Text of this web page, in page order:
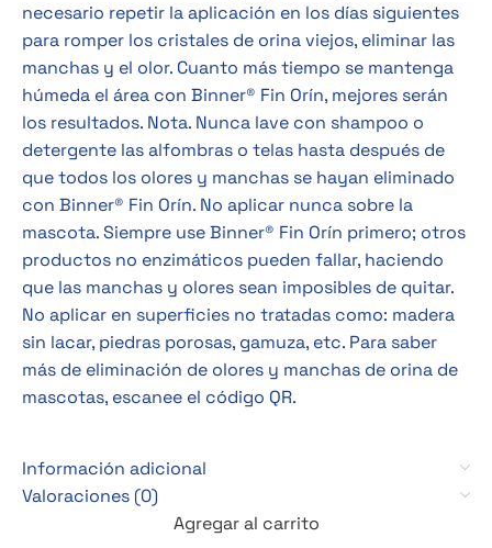
necesario repetir la aplicación en los días siguientes
para romper los cristales de orina viejos, eliminar las
manchas y el olor. Cuanto más tiempo se mantenga
húmeda el área con Binner® Fin Orín, mejores serán
los resultados. Nota. Nunca lave con shampoo o
detergente las alfombras o telas hasta después de
que todos los olores y manchas se hayan eliminado
con Binner® Fin Orín. No aplicar nunca sobre la
mascota. Siempre use Binner® Fin Orín primero; otros
productos no enzimáticos pueden fallar, haciendo
que las manchas y olores sean imposibles de quitar.
No aplicar en superficies no tratadas como: madera
sin lacar, piedras porosas, gamuza, etc. Para saber
más de eliminación de olores y manchas de orina de
mascotas, escanee el código QR.
Información adicional
Valoraciones (0)
Agregar al carrito